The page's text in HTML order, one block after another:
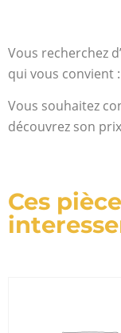
Vous recherchez
qui vous convient :
Vous souhaitez
découvrez son
Ces